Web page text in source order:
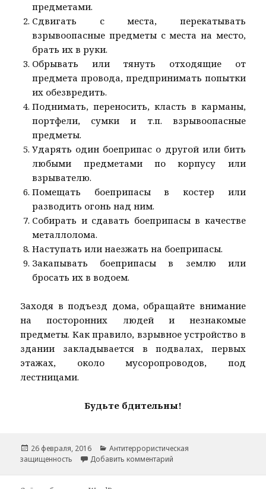
предметами.
Сдвигать с места, перекатывать
взрывоопасные предметы с места на место,
брать их в руки.
Обрывать или тянуть отходящие от
предмета провода, предпринимать попытки
их обезвредить.
Поднимать, переносить, класть в карманы,
портфели, сумки и т.п. взрывоопасные
предметы.
Ударять один боеприпас о другой или бить
любыми предметами по корпусу или
взрывателю.
Помещать боеприпасы в костер или
разводить огонь над ним.
Собирать и сдавать боеприпасы в качестве
металлолома.
Наступать или наезжать на боеприпасы.
Закапывать боеприпасы в землю или
бросать их в водоем.
Заходя в подъезд дома, обращайте внимание
на посторонних людей и незнакомые
предметы. Как правило, взрывное устройство в
здании закладывается в подвалах, первых
этажах, около мусоропроводов, под
лестницами.
Будьте бдительны!
Опубликовано
26 февраля, 2016 Рубрики
Антитеррористическая
защищенность
Добавить комментарий